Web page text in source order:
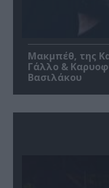
Μακμπέθ, της
Γάλλο &
Βασιλάκου